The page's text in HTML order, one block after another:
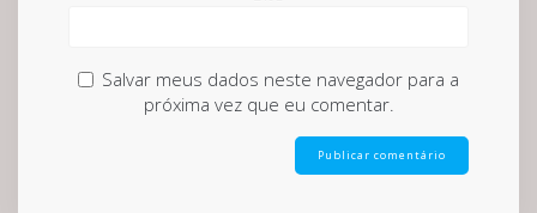
Salvar meus dados neste navegador para a
próxima vez que eu comentar.